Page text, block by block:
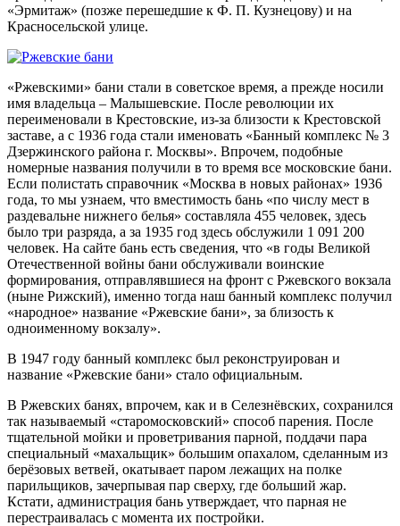
«Эрмитаж» (позже перешедшие к Ф. П. Кузнецову) и на
Красносельской улице.
«Ржевскими» бани стали в советское время, а прежде носили
имя владельца – Малышевские. После революции их
переименовали в Крестовские, из-за близости к Крестовской
заставе, а с 1936 года стали именовать «Банный комплекс № 3
Дзержинского района г. Москвы». Впрочем, подобные
номерные названия получили в то время все московские бани.
Если полистать справочник «Москва в новых районах» 1936
года, то мы узнаем, что вместимость бань «по числу мест в
раздевальне нижнего белья» составляла 455 человек, здесь
было три разряда, а за 1935 год здесь обслужили 1 091 200
человек. На сайте бань есть сведения, что «в годы Великой
Отечественной войны бани обслуживали воинские
формирования, отправлявшиеся на фронт с Ржевского вокзала
(ныне Рижский), именно тогда наш банный комплекс получил
«народное» название «Ржевские бани», за близость к
одноименному вокзалу».
В 1947 году банный комплекс был реконструирован и
название «Ржевские бани» стало официальным.
В Ржевских банях, впрочем, как и в Селезнёвских, сохранился
так называемый «старомосковский» способ парения. После
тщательной мойки и проветривания парной, поддачи пара
специальный «махальщик» большим опахалом, сделанным из
берёзовых ветвей, окатывает паром лежащих на полке
парильщиков, зачерпывая пар сверху, где больший жар.
Кстати, администрация бань утверждает, что парная не
перестраивалась с момента их постройки.